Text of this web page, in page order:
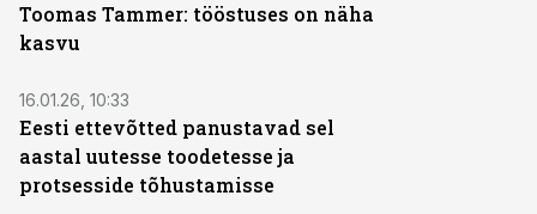
Toomas Tammer: tööstuses on näha
kasvu
16.01.26, 10:33
Eesti ettevõtted panustavad sel
aastal uutesse toodetesse ja
protsesside tõhustamisse